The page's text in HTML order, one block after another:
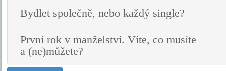
Bydlet společně, nebo každý single?
První rok v manželství. Víte, co musíte
a (ne)můžete?